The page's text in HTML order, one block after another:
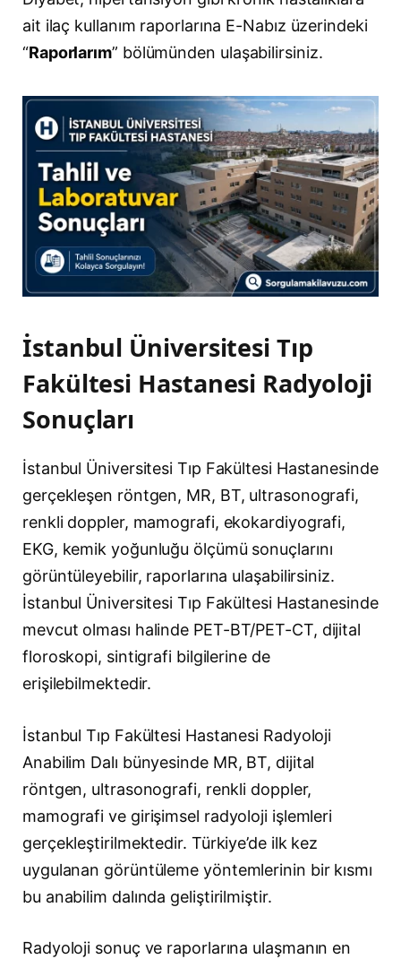
ait ilaç kullanım raporlarına E-Nabız üzerindeki
“Raporlarım” bölümünden ulaşabilirsiniz.
İstanbul Üniversitesi Tıp
Fakültesi Hastanesi Radyoloji
Sonuçları
İstanbul Üniversitesi Tıp Fakültesi Hastanesinde
gerçekleşen röntgen, MR, BT, ultrasonografi,
renkli doppler, mamografi, ekokardiyografi,
EKG, kemik yoğunluğu ölçümü sonuçlarını
görüntüleyebilir, raporlarına ulaşabilirsiniz.
İstanbul Üniversitesi Tıp Fakültesi Hastanesinde
mevcut olması halinde PET-BT/PET-CT, dijital
floroskopi, sintigrafi bilgilerine de
erişilebilmektedir.
İstanbul Tıp Fakültesi Hastanesi Radyoloji
Anabilim Dalı bünyesinde MR, BT, dijital
röntgen, ultrasonografi, renkli doppler,
mamografi ve girişimsel radyoloji işlemleri
gerçekleştirilmektedir. Türkiye’de ilk kez
uygulanan görüntüleme yöntemlerinin bir kısmı
bu anabilim dalında geliştirilmiştir.
Radyoloji sonuç ve raporlarına ulaşmanın en